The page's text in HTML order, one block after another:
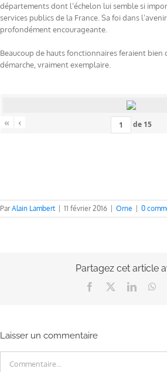
départements dont l’échelon lui semble si
services publics de la France. Sa foi dans
profondément encourageante.
Beaucoup de hauts fonctionnaires feraient bien
démarche, vraiment exemplaire.
« ‹ de 15
ParAlain Lambert 11 février 2016 Orne 0
Partagez cet article
Facebook
Laisser un commentaire